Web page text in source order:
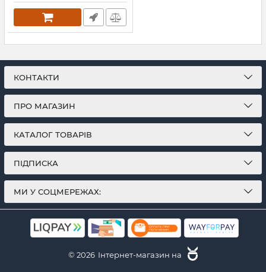
КОНТАКТИ
ПРО МАГАЗИН
КАТАЛОГ ТОВАРІВ
ПІДПИСКА
МИ У СОЦМЕРЕЖАХ:
© 2026 Інтернет-магазин на